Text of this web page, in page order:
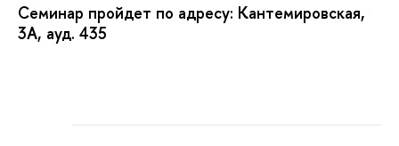
Семинар пройдет по адресу: Кантемировская,
3А, ауд. 435